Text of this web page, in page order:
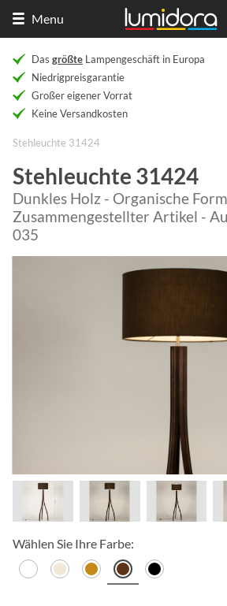
Menu
Das größte Lampengeschäft in Europa
Niedrigpreisgarantie
Großer eigener Vorrat
Keine Versandkosten
Stehleuchte 31424
Stehleuchte 31424
Dunkles Holz - Organische
Zusammengestellter Artikel -
035
Wählen Sie Ihre Farbe: